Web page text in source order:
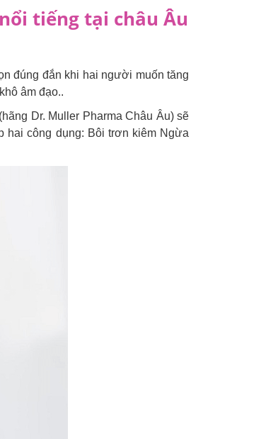
tiếng tại châu Âu
đúng đắn khi hai người muốn tăng
âm đạo..
Dr. Muller Pharma Châu Âu) sẽ
hai công dụng: Bôi trơn kiêm Ngừa